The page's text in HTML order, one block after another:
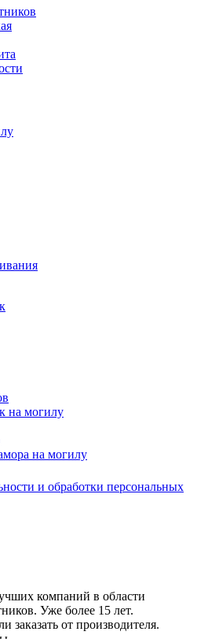
на могилу
на могилу
и обработки персональных
компаний в области
Уже более 15 лет.
заказать от производителя.